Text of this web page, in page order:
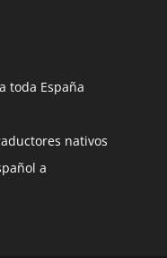
toda España
nativos
a